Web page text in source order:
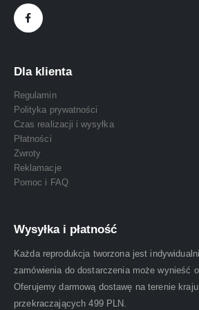
Dla klienta
Regulamin
Polityka prywatności
Czas realizacji i wysyłka
Płatności
Zwroty
Reklamacje
Pomoc i FAQ
Wysyłka i płatność
Każda reprodukcja tworzona jest
zamówienia do dostarczenia może wynieść
Oferujemy darmową dostawę na terenie
przekraczających 499 PLN.